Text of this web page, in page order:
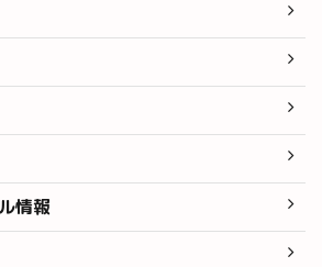
情報